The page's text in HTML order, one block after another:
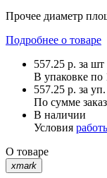
Прочее диаметр
Подробнее о товаре
557.25 р. за шт
В упаковке по
557.25 р. за уп.
По сумме
В наличии
Условия
О товаре
xmark